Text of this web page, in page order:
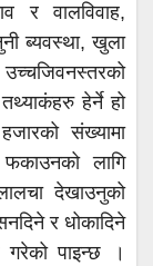
र वालविवाह,
ब्यवस्था, खुला
हेर्ने हो
संख्यामा
लागि
देखाउनुको
र धोकादिने
गरेको पाइन्छ ।